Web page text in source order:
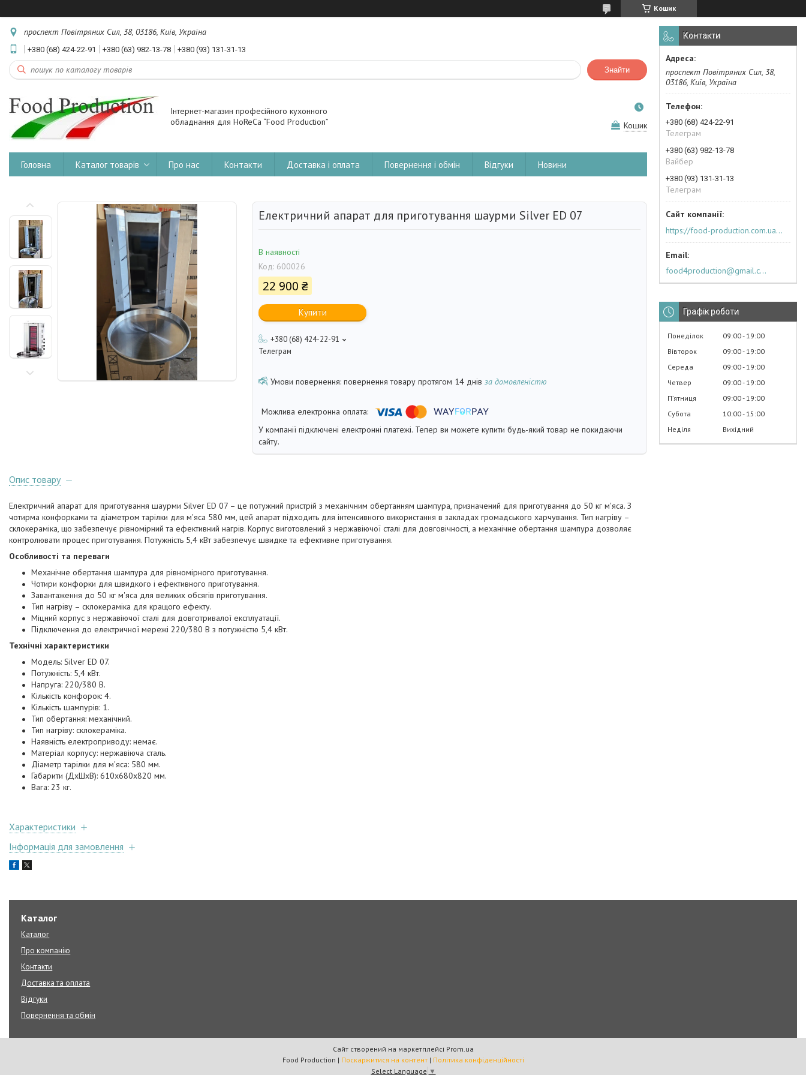
Кошик
проспект Повітряних Сил, 38, 03186, Київ, Україна
+380 (68) 424-22-91 +380 (63) 982-13-78 +380 (93) 131-31-13
Знайти
Інтернет-магазин професійного кухонного
обладнання для HoReCa “Food Production”
Кошик
Головна Каталог товарів Про нас Контакти Доставка і оплата Повернення і обмін Відгуки Новини
Електричний апарат для приготування шаурми Silver ED 07
В наявності
Код: 600026
22 900 ₴
Купити
+380 (68) 424-22-91
Телеграм
повернення товару протягом 14 днів за домовленістю
У компанії підключені електронні платежі. Тепер ви можете купити будь-який товар не покидаючи
сайту.
Опис товару
Електричний апарат для приготування шаурми Silver ED 07 – це потужний пристрій з механічним обертанням шампура, призначений для приготування до 50 кг м'яса. З
чотирма конфорками та діаметром тарілки для м'яса 580 мм, цей апарат підходить для інтенсивного використання в закладах громадського харчування. Тип нагріву –
склокераміка, що забезпечує рівномірний та ефективний нагрів. Корпус виготовлений з нержавіючої сталі для довговічності, а механічне обертання шампура дозволяє
контролювати процес приготування. Потужність 5,4 кВт забезпечує швидке та ефективне приготування.
Особливості та переваги
Механічне обертання шампура для рівномірного приготування.
Чотири конфорки для швидкого і ефективного приготування.
Завантаження до 50 кг м'яса для великих обсягів приготування.
Тип нагріву – склокераміка для кращого ефекту.
Міцний корпус з нержавіючої сталі для довготривалої експлуатації.
Підключення до електричної мережі 220/380 В з потужністю 5,4 кВт.
Технічні характеристики
Модель: Silver ED 07.
Потужність: 5,4 кВт.
Напруга: 220/380 В.
Кількість конфорок: 4.
Кількість шампурів: 1.
Тип обертання: механічний.
Тип нагріву: склокераміка.
Наявність електроприводу: немає.
Матеріал корпусу: нержавіюча сталь.
Діаметр тарілки для м'яса: 580 мм.
Габарити (ДхШхВ): 610х680х820 мм.
Вага: 23 кг.
Характеристики
Інформація для замовлення
Контакти
проспект Повітряних Сил, 38,
03186, Київ, Україна
+380 (68) 424-22-91
Телеграм
+380 (63) 982-13-78
Вайбер
+380 (93) 131-31-13
Телеграм
https://food-production.com.ua/ua/
food4production@gmail.com
Графік роботи
Понеділок 09:00 19:00
Вівторок
09:00 19:00
Середа
09:00 19:00
Четвер
09:00 19:00
Пʼятниця
09:00 19:00
Субота
10:00 15:00
Неділя
Вихідний
Каталог
Каталог
Про компанію
Контакти
Доставка та оплата
Відгуки
Повернення та обмін
Сайт створений на маркетплейсі Prom.ua
Food Production | Поскаржитися на контент | Політика конфіденційності
Select Language ▼